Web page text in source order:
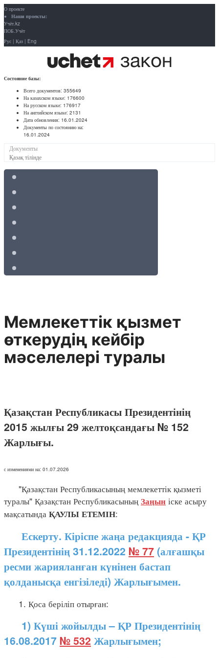
О проекте
Наши проекты:
Учёт.kz
ПОБ.Учёт
Рус | Қаз | Eng
Состояние базы:
Всего документов: 355649
На казахском языке: 176600
На русском языке: 176917
На английском языке: 2131
Дата обновления: 16.01.2024
Документы по состоянию на:
16.01.2024
Документы
Қазақ тілінде
Мемлекеттік қызмет
өткерудің кейбір
мәселелері туралы
Қазақстан Республикасы Президентінің
2015 жылғы 29 желтоқсандағы № 152
Жарлығы.
с изменениями на: 01.07.2026
"Қазақстан Республикасының мемлекеттік қызметі
туралы" Қазақстан Республикасының Заңын іске асыру
мақсатында ҚАУЛЫ ЕТЕМІН:
Ескерту. Кіріспе жаңа редакцияда - ҚР
Президентінің 31.12.2022 № 77 (алғашқы
ресми жарияланған күнінен бастап
қолданысқа енгізіледі) Жарлығымен.
1. Қоса беріліп отырған:
1) Күші жойылды – ҚР Президентінің
16.08.2017 № 532 Жарлығымен;